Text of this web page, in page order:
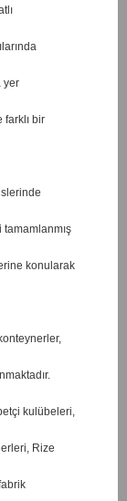
yer
bir
konularak
kulübeleri,
Rize